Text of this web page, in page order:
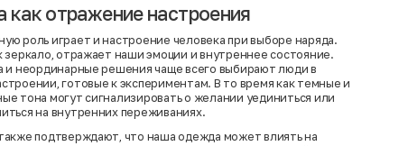
отражение настроения
роль играет и настроение человека при выборе наряда.
зеркало, отражает наши эмоции и внутреннее состояние.
и неординарные решения чаще всего выбирают люди в
готовые к экспериментам. В то время как темные и
тона могут сигнализировать о желании уединиться или
на внутренних переживаниях.
подтверждают, что наша одежда может влиять на